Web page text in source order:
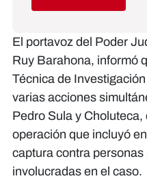
El portavoz del Poder
Ruy Barahona, informó
Técnica de
varias acciones
Pedro Sula y
operación que incluyó
captura contra
involucradas en el caso.